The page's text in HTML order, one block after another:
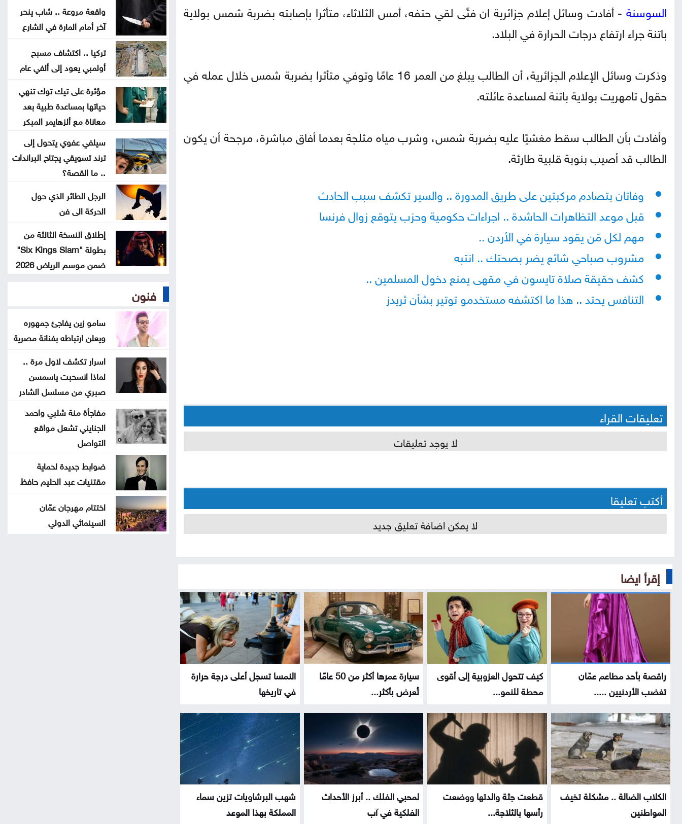
السوسنة - أفادت وسائل إعلام جزائرية ان فتًى لقي حتفه، أمس الثلاثاء، متأثرا بإصابته بضربة شمس بولاية
باتنة جراء ارتفاع درجات الحرارة في البلاد.
وذكرت وسائل الإعلام الجزائرية، أن الطالب يبلغ من العمر 16 عامًا وتوفي متأثرا بضربة شمس خلال عمله في
حقول تامهريت بولاية باتنة لمساعدة عائلته.
وأفادت بأن الطالب سقط مغشيًا عليه بضربة شمس، وشرب مياه مثلجة بعدما أفاق مباشرة، مرجحة أن يكون
الطالب قد أصيب بنوبة قلبية طارئة.
وفاتان بتصادم مركبتين على طريق المدورة .. والسير تكشف سبب الحادث
قبل موعد التظاهرات الحاشدة .. اجراءات حكومية وحزب يتوقع زوال فرنسا
مهم لكل مَن يقود سيارة في الأردن ..
مشروب صباحي شائع يضر بصحتك .. انتبه
كشف حقيقة صلاة تايسون في مقهى يمنع دخول المسلمين ..
التنافس يحتد .. هذا ما اكتشفه مستخدمو توتير بشأن ثريدز
تعليقات القراء
لا يوجد تعليقات
أكتب تعليقا
لا يمكن اضافة تعليق جديد
إقرأ ايضا
راقصة بأحد مطاعم عمّان
تغضب الأردنيين .....
كيف تتحول العزوبية إلى أقوى
محطة للنمو...
سيارة عمرها أكثر من 50 عامًا
تُعرض بأكثر...
النمسا تسجل أعلى درجة حرارة
في تاريخها
الكلاب الضالة .. مشكلة تخيف
المواطنين
قطعت جثة والدتها ووضعت
رأسها بالثلاجة...
لمحبي الفلك .. أبرز الأحداث
الفلكية في آب
شهب البرشاويات تزين سماء
المملكة بهذا الموعد
هزيمة ترامب في مفاوضات إيران
«حياد» لبنان إلى الانقسام الواضح
حول إسرائيل
هل سيعيش أبناؤنا حياة أسوأ منا
مات قبل تخرجه بشهر .. فيديو مؤثر
لأم تتسلم شهادة ابنها الراحل
موجة حر قوية تضرب المنطقة بحرارة
تلامس 50 مئوية .. ماذا عن الأردن؟
البرلمان العربي يدين تفجيرًا إرهابيًا
استهدف حافلة ركاب بريف دمشق
واقعة مروعة .. شاب ينحر
آخر أمام المارة في الشارع
تركيا .. اكتشاف مسبح
أولمبي يعود إلى ألفي عام
مؤثرة على تيك توك تنهي
حياتها بمساعدة طبية بعد
معاناة مع ألزهايمر المبكر
سيلفي عفوي يتحول إلى
ترند تسويقي يجتاح البراندات
.. ما القصة؟
الرجل الطائر الذي حول
الحركة الى فن
إطلاق النسخة الثالثة من
بطولة "Six Kings Slam"
ضمن موسم الرياض 2026
فنون
سامو زين يفاجئ جمهوره
ويعلن ارتباطه بفنانة مصرية
اسرار تكشف لاول مرة ..
لماذا انسحبت ياسمسن
صبري من مسلسل الشادر
مفاجأة منة شلبي واحمد
الجنايني تشعل مواقع
التواصل
ضوابط جديدة لحماية
مقتنيات عبد الحليم حافظ
اختتام مهرجان عمّان
السينمائي الدولي